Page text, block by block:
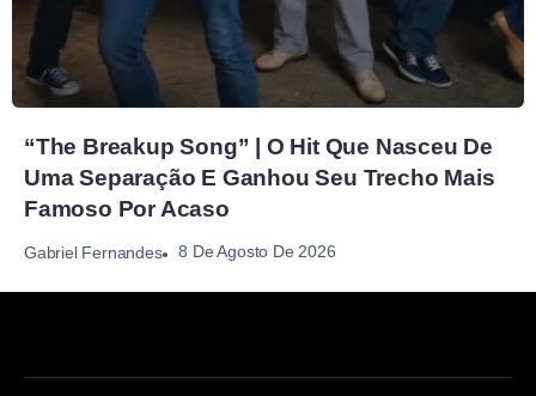
“The Breakup Song” | O Hit Que Nasceu De
Uma Separação E Ganhou Seu Trecho Mais
Famoso Por Acaso
Gabriel Fernandes 8 De Agosto De 2026